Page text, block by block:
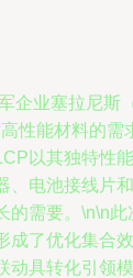
企业塞拉尼斯
高性能材料的
以其独特性
、电池接线片
的需要。\n\n
成了优化集合
动具转化引领